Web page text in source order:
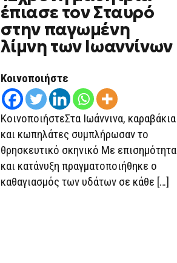
έπιασε τον Σταυρό
στην παγωμένη
λίμνη των Ιωαννίνων
Κοινοποιήστε
ΚοινοποιήστεΣτα Ιωάννινα, καραβάκια
και κωπηλάτες συμπλήρωσαν το
θρησκευτικό σκηνικό Με επισημότητα
και κατάνυξη πραγματοποιήθηκε ο
καθαγιασμός των υδάτων σε κάθε […]